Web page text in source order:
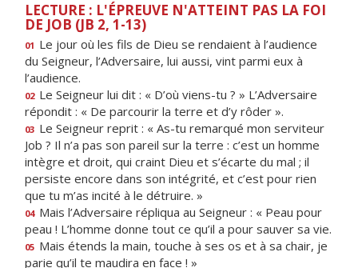
LECTURE : L'ÉPREUVE N'ATTEINT PAS LA FOI
DE JOB (JB 2, 1-13)
01 Le jour où les fils de Dieu se rendaient à l’audience
du Seigneur, l’Adversaire, lui aussi, vint parmi eux à
l’audience.
02 Le Seigneur lui dit : « D’où viens-tu ? » L’Adversaire
répondit : « De parcourir la terre et d’y rôder ».
03 Le Seigneur reprit : « As-tu remarqué mon serviteur
Job ? Il n’a pas son pareil sur la terre : c’est un homme
intègre et droit, qui craint Dieu et s’écarte du mal ; il
persiste encore dans son intégrité, et c’est pour rien
que tu m’as incité à le détruire. »
04 Mais l’Adversaire répliqua au Seigneur : « Peau pour
peau ! L’homme donne tout ce qu’il a pour sauver sa vie.
05 Mais étends la main, touche à ses os et à sa chair, je
parie qu’il te maudira en face ! »